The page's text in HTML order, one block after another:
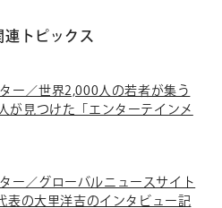
トピックス
ー／世界2,000人の若者が集う
が見つけた「エンターテインメ
ー／グローバルニュースサイト
表の大里洋吉のインタビュー記